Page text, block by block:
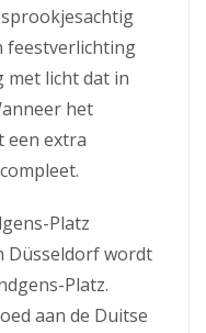
feestverlichting
met licht dat in
het
een extra
Platz
Düsseldorf wordt
Platz.
aan de Duitse